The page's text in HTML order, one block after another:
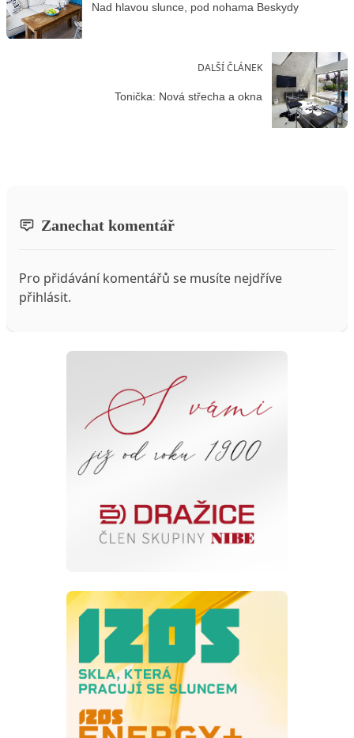
Nad hlavou slunce, pod nohama Beskydy
DALŠÍ ČLÁNEK
Tonička: Nová střecha a okna
Zanechat komentář
Pro přidávání komentářů se musíte nejdříve
přihlásit.